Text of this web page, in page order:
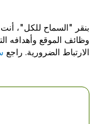
مركز
حقوق النشر © شركة فياجوجو
بنقر "السماح للكل"،
وظائف الموقع وأهدافه
الارتباط الضرورية. راجع